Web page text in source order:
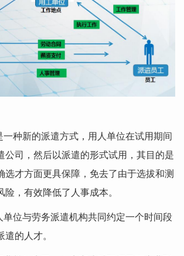
一种新的派遣方式，用人单位在试用期间
公司，然后以派遣的形式试用，其目的是
选才方面更具保障，免去了由于选拔和测
险，有效降低了人事成本。
单位与劳务派遣机构共同约定一个时间段
的人才。